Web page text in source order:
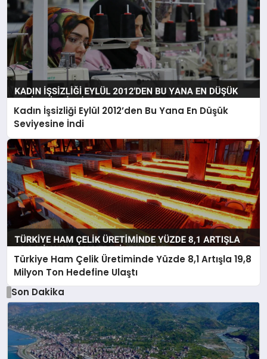
Kadın İşsizliği Eylül 2012’den Bu Yana En Düşük
Seviyesine İndi
Türkiye Ham Çelik Üretiminde Yüzde 8,1 Artışla 19,8
Milyon Ton Hedefine Ulaştı
Son Dakika